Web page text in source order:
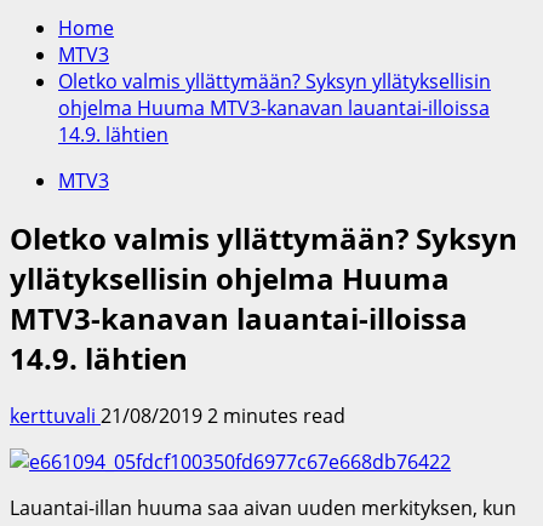
Home
MTV3
Oletko valmis yllättymään? Syksyn yllätyksellisin
ohjelma Huuma MTV3-kanavan lauantai-illoissa
14.9. lähtien
MTV3
Oletko valmis yllättymään? Syksyn
yllätyksellisin ohjelma Huuma
MTV3-kanavan lauantai-illoissa
14.9. lähtien
kerttuvali 21/08/20192 minutes read
Lauantai-illan huuma saa aivan uuden merkityksen, kun